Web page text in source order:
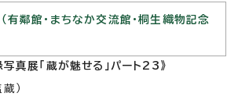
有鄰館・まちなか交流館・桐生織物記念
真展「蔵が魅せる」パート23》
）